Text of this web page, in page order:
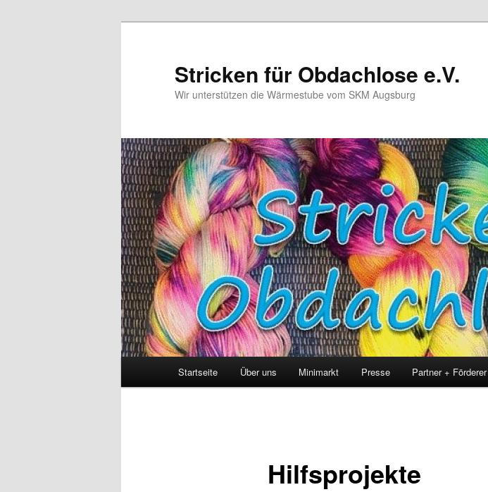
Stricken für Obdachlose e.V.
Wir unterstützen die Wärmestube vom SKM Augsburg
Startseite Über uns Minimarkt Presse Partner + Förderer
Hilfsprojekte